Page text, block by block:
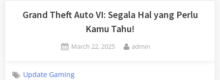
Grand Theft Auto VI: Segala Hal yang Perlu
Kamu Tahu!
Posted
March 22, 2025 By
admin
Update Gaming